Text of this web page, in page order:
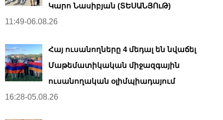
Կարո Նասիբյան (ՏԵՍԱՆՅՈւԹ)
11:49-06.08.26
Հայ ուսանողները 4 մեդալ են նվաճել
Մաթեմատիկական միջազգային
ուսանողական օլիմպիադայում
16:28-05.08.26